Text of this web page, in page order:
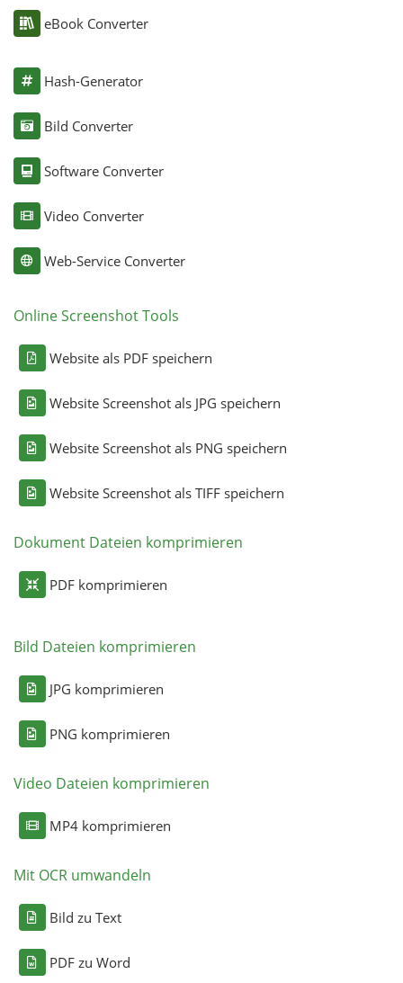
eBook Converter
Hash-Generator
Bild Converter
Software Converter
Video Converter
Web-Service Converter
Online Screenshot Tools
Website als PDF speichern
Website Screenshot als JPG speichern
Website Screenshot als PNG speichern
Website Screenshot als TIFF speichern
Dokument Dateien komprimieren
PDF komprimieren
Bild Dateien komprimieren
JPG komprimieren
PNG komprimieren
Video Dateien komprimieren
MP4 komprimieren
Mit OCR umwandeln
Bild zu Text
PDF zu Word